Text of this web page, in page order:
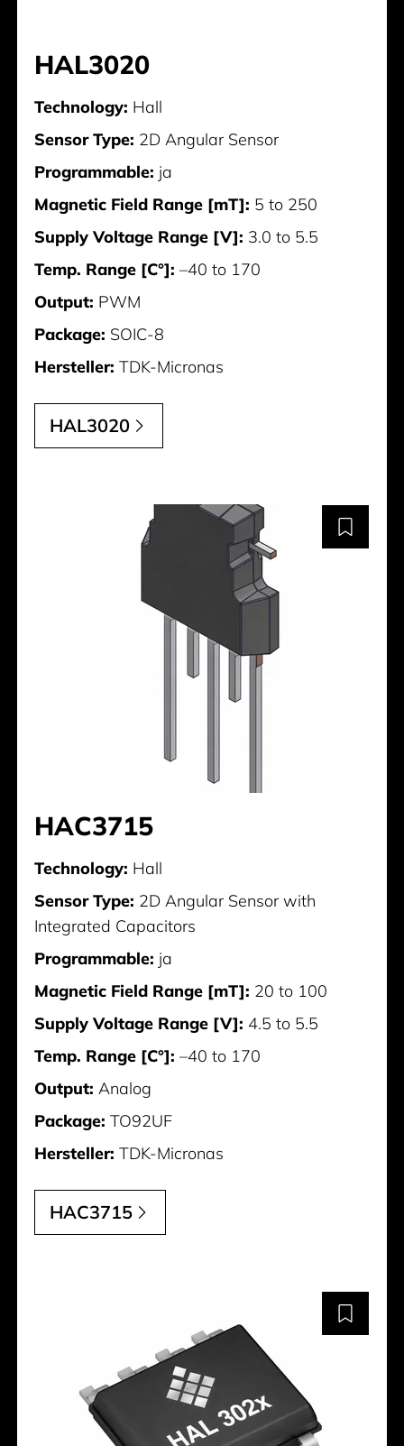
HAL3020
Technology: Hall
Sensor Type: 2D Angular Sensor
Programmable: ja
Magnetic Field Range [mT]: 5 to 250
Supply Voltage Range [V]: 3.0 to 5.5
Temp. Range [C°]: –40 to 170
Output: PWM
Package: SOIC-8
Hersteller: TDK-Micronas
HAL3020
HAC3715
Technology: Hall
Sensor Type: 2D Angular Sensor with
Integrated Capacitors
Programmable: ja
Magnetic Field Range [mT]: 20 to 100
Supply Voltage Range [V]: 4.5 to 5.5
Temp. Range [C°]: –40 to 170
Output: Analog
Package: TO92UF
Hersteller: TDK-Micronas
HAC3715